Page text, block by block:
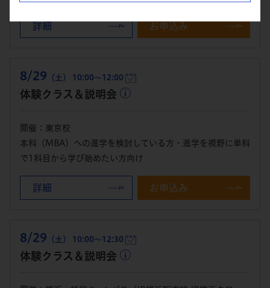
詳細 お申込み
8/29 （土） 10:00～12:00
体験クラス＆説明会
開催：東京校
本科（MBA）への進学を検討している方・進学を視野に単科
で1科目から学び始めたい方向け
詳細 お申込み
8/29 （土） 10:00～12:30
体験クラス＆説明会